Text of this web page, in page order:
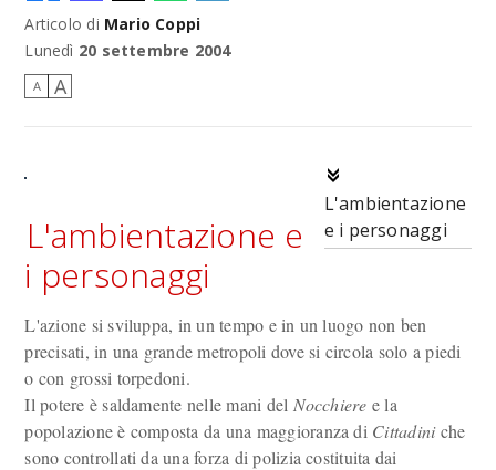
Articolo di Mario Coppi
Lunedì 20 settembre 2004
A A
L'ambientazione
e i personaggi
L'ambientazione e
i personaggi
L'azione si sviluppa, in un tempo e in un luogo non ben
precisati, in una grande metropoli dove si circola solo a piedi
o con grossi torpedoni.
Il potere è saldamente nelle mani del Nocchiere e la
popolazione è composta da una maggioranza di Cittadiniche
sono controllati da una forza di polizia costituita dai